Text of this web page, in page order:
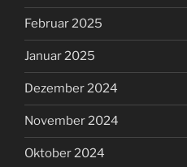
Februar 2025
Januar 2025
Dezember 2024
November 2024
Oktober 2024